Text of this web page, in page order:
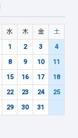
水 木 金
土
1
2 3
4
8 9 10
11
15 16 17
18
22 23 24
25
29 30 31